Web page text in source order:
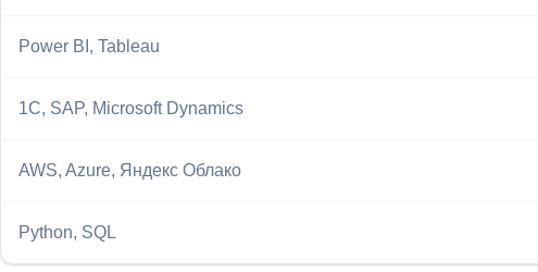
Power BI, Tableau
1С, SAP, Microsoft Dynamics
AWS, Azure, Яндекс Облако
Python, SQL